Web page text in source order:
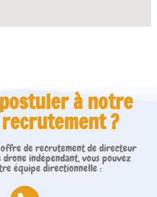
à notre
?
de recrutement de directeur
indépendant, vous pouvez
équipe directionnelle :